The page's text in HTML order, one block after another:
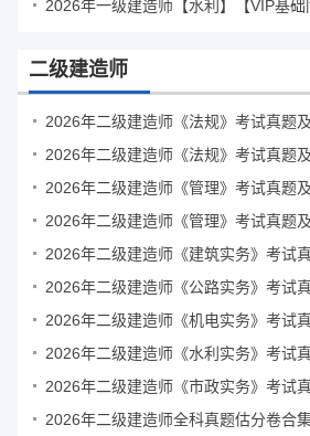
2026年一级建造师【水利】【VIP基础
二级建造师
2026年二级建造师全科真题估分卷合集